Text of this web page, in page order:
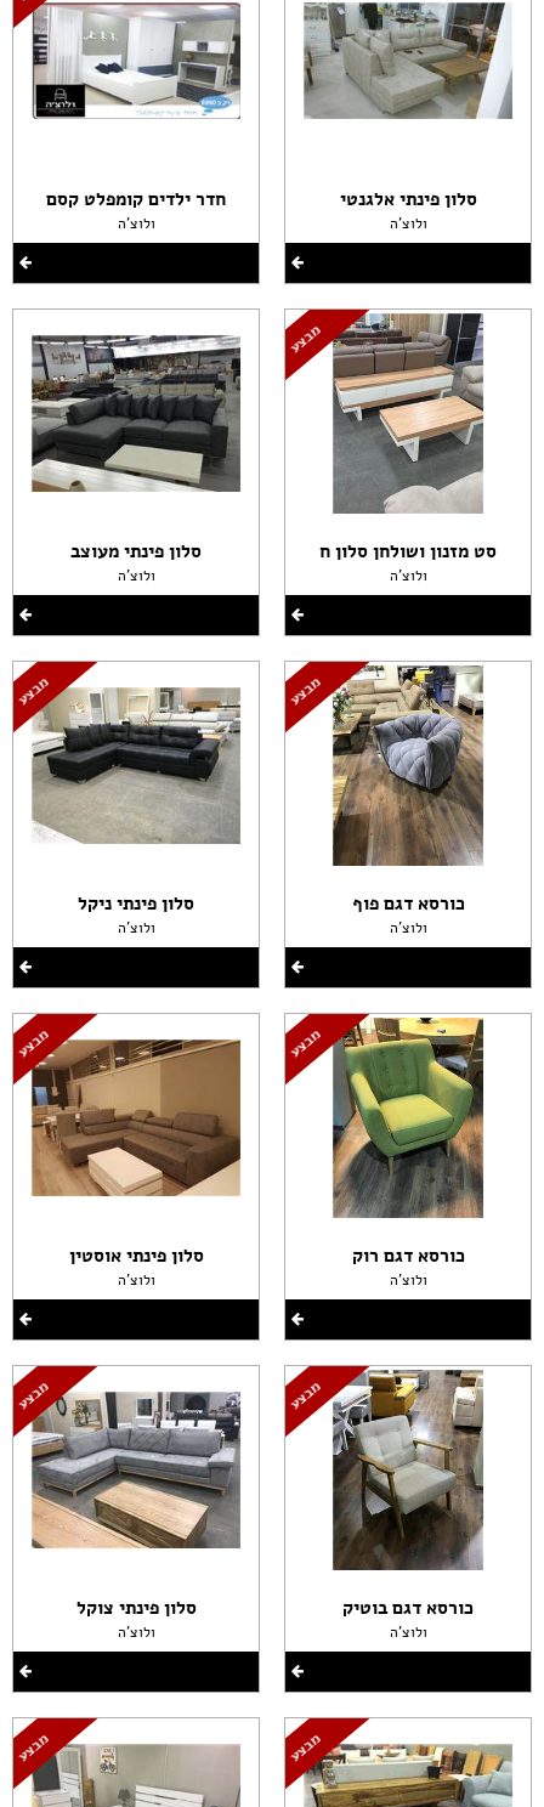
סלון פינתי אלגנטי
ולוצ'ה
חדר ילדים קומפלט קסם
ולוצ'ה
סט מזנון ושולחן סלון ח
ולוצ'ה
כורסא דגם פוף
ולוצ'ה
כורסא דגם רוק
ולוצ'ה
כורסא דגם בוטיק
ולוצ'ה
סלון פינתי מעוצב
ולוצ'ה
סלון פינתי ניקל
ולוצ'ה
סלון פינתי אוסטין
ולוצ'ה
סלון פינתי צוקל
ולוצ'ה